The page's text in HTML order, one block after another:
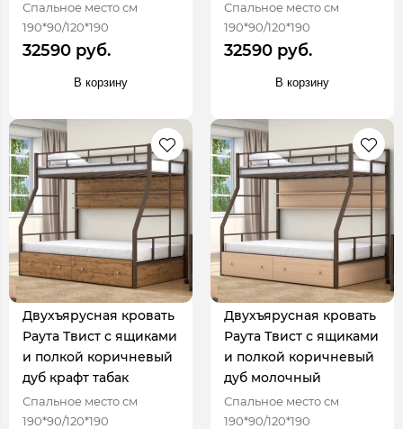
Спальное место см
190*90/120*190
32590 руб.
В корзину
Спальное место см
190*90/120*190
32590 руб.
В корзину
Двухъярусная кровать
Раута Твист с ящиками
и полкой коричневый
дуб крафт табак
Спальное место см
190*90/120*190
Двухъярусная кровать
Раута Твист с ящиками
и полкой коричневый
дуб молочный
Спальное место см
190*90/120*190